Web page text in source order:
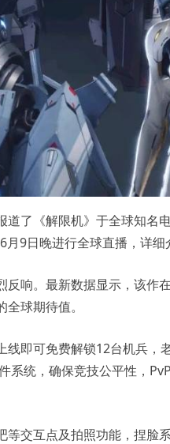
了《解限机》于全球知名
9日晚进行全球直播，详细
反响。最新数据显示，该作
球期待值。
即可免费解锁12台机兵，
统，确保竞技公平性，
交互点及拍照功能，捏脸